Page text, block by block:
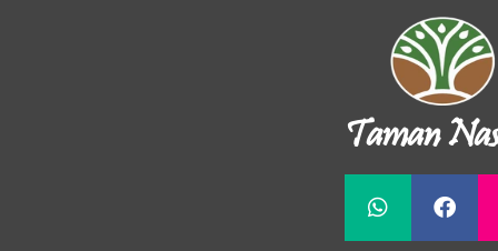
Taman